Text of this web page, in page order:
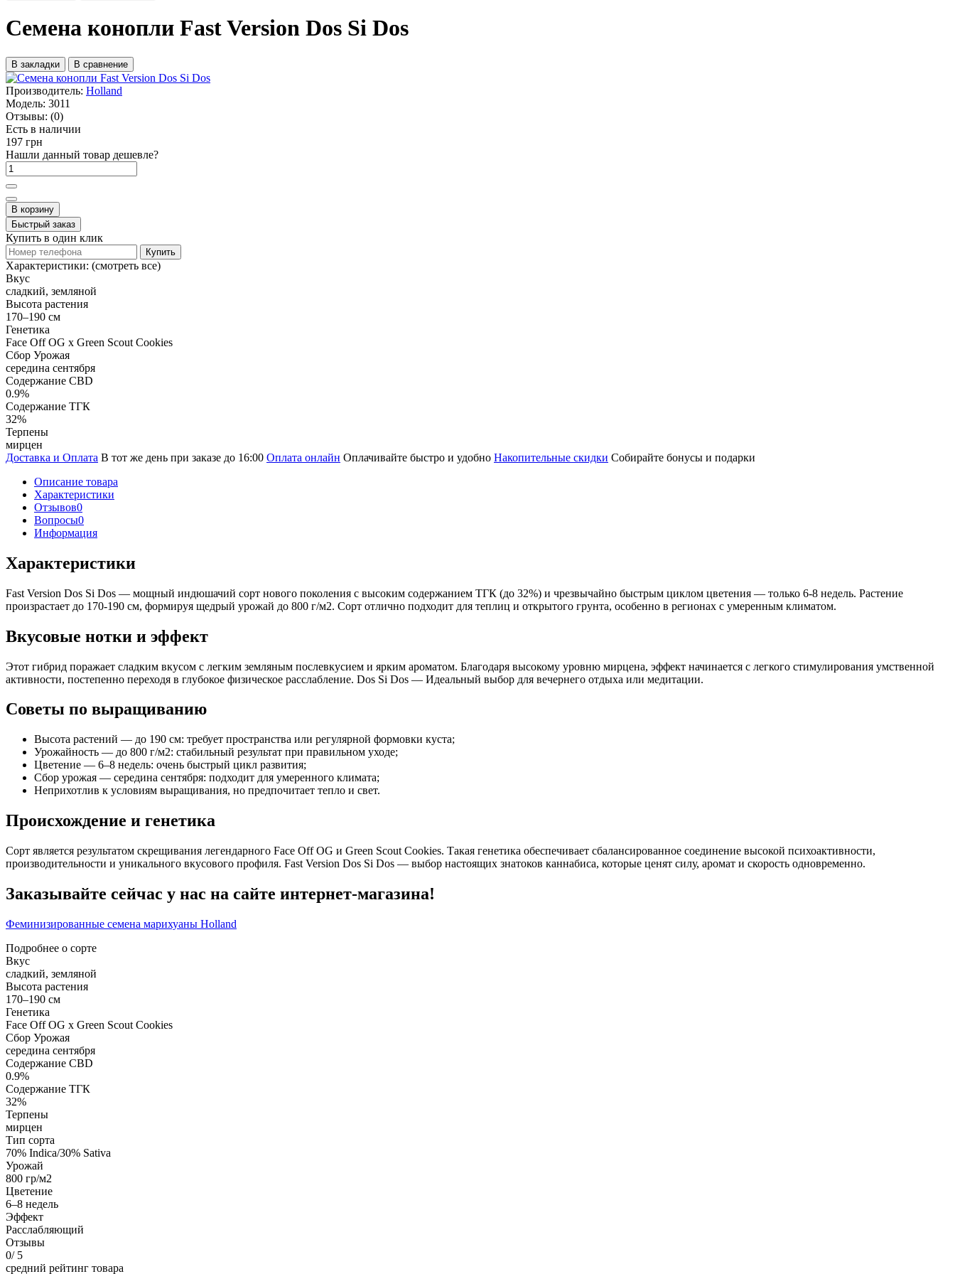
Семена конопли Fast Version Dos Si Dos
В закладки В сравнение
Производитель: Holland
Модель: 3011
Отзывы: (0)
Есть в наличии
197 грн
Нашли данный товар дешевле?
В корзину
Быстрый заказ
Купить в один клик
Купить
Характеристики: (смотреть все)
Вкус
сладкий, земляной
Высота растения
170–190 см
Генетика
Face Off OG x Green Scout Cookies
Сбор Урожая
середина сентября
Содержание CBD
0.9%
Содержание ТГК
32%
Терпены
мирцен
Доставка и Оплата В тот же день при заказе до 16:00 Оплата онлайн Оплачивайте быстро и удобно Накопительные скидки Собирайте бонусы и подарки
Описание товара
Характеристики
Отзывов0
Вопросы0
Информация
Характеристики
Fast Version Dos Si Dos — мощный индюшачий сорт нового поколения с высоким содержанием ТГК (до 32%) и чрезвычайно быстрым циклом цветения — только 6-8 недель. Растение
произрастает до 170-190 см, формируя щедрый урожай до 800 г/м2. Сорт отлично подходит для теплиц и открытого грунта, особенно в регионах с умеренным климатом.
Вкусовые нотки и эффект
Этот гибрид поражает сладким вкусом с легким земляным послевкусием и ярким ароматом. Благодаря высокому уровню мирцена, эффект начинается с легкого стимулирования умственной
активности, постепенно переходя в глубокое физическое расслабление. Dos Si Dos — Идеальный выбор для вечернего отдыха или медитации.
Советы по выращиванию
Высота растений — до 190 см: требует пространства или регулярной формовки куста;
Урожайность — до 800 г/м2: стабильный результат при правильном уходе;
Цветение — 6–8 недель: очень быстрый цикл развития;
Сбор урожая — середина сентября: подходит для умеренного климата;
Неприхотлив к условиям выращивания, но предпочитает тепло и свет.
Происхождение и генетика
Сорт является результатом скрещивания легендарного Face Off OG и Green Scout Cookies. Такая генетика обеспечивает сбалансированное соединение высокой психоактивности,
производительности и уникального вкусового профиля. Fast Version Dos Si Dos — выбор настоящих знатоков каннабиса, которые ценят силу, аромат и скорость одновременно.
Заказывайте сейчас у нас на сайте интернет-магазина!
Феминизированные семена марихуаны Holland
Подробнее о сорте
Вкус
сладкий, земляной
Высота растения
170–190 см
Генетика
Face Off OG x Green Scout Cookies
Сбор Урожая
середина сентября
Содержание CBD
0.9%
Содержание ТГК
32%
Терпены
мирцен
Тип сорта
70% Indica/30% Sativa
Урожай
800 гр/м2
Цветение
6–8 недель
Эффект
Расслабляющий
Отзывы
0/ 5
средний рейтинг товара